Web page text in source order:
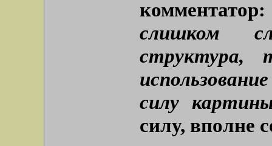
комментатор:
слишком
структура,
силу
силу, вполне